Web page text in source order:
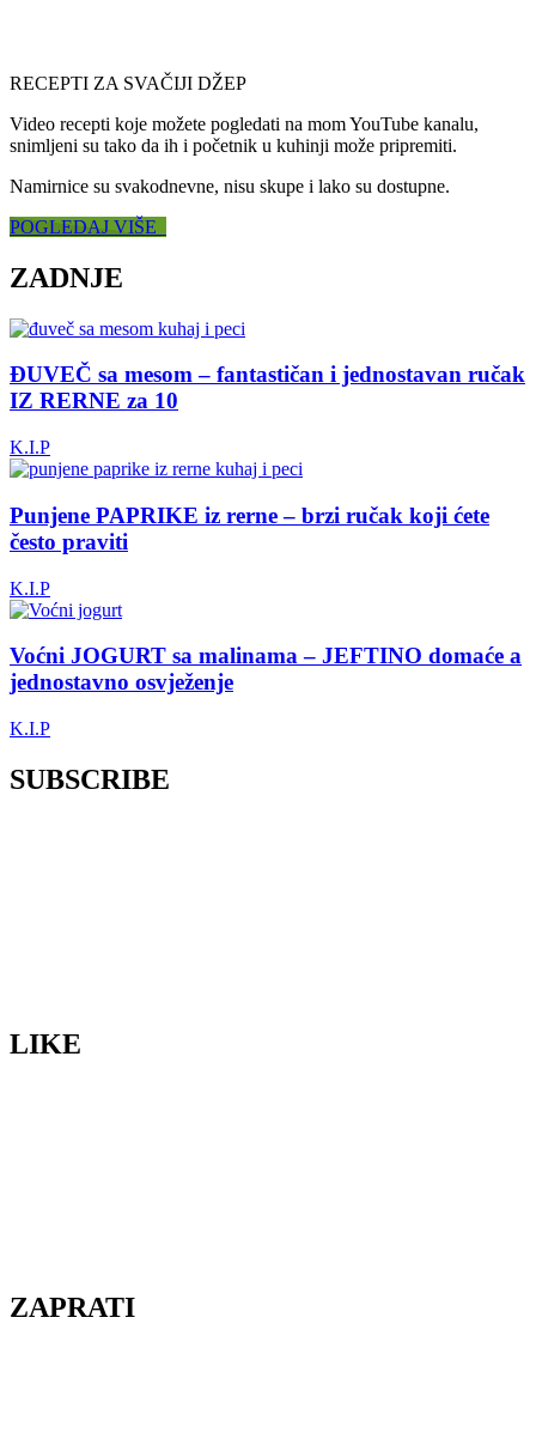
RECEPTI ZA SVAČIJI DŽEP
Video recepti koje možete pogledati na mom YouTube kanalu,
snimljeni su tako da ih i početnik u kuhinji može pripremiti.
Namirnice su svakodnevne, nisu skupe i lako su dostupne.
POGLEDAJ VIŠE
ZADNJE
ĐUVEČ sa mesom – fantastičan i jednostavan ručak
IZ RERNE za 10
K.I.P
Punjene PAPRIKE iz rerne – brzi ručak koji ćete
često praviti
K.I.P
Voćni JOGURT sa malinama – JEFTINO domaće a
jednostavno osvježenje
K.I.P
SUBSCRIBE
LIKE
ZAPRATI